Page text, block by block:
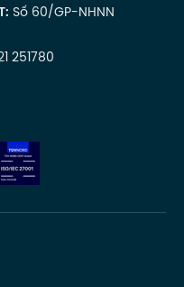
Số 60/GP-NHNN
251780